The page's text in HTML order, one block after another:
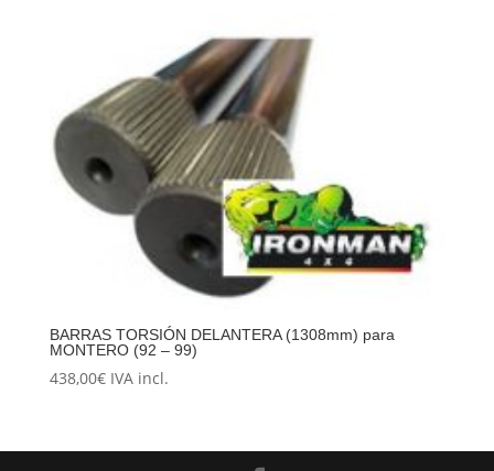
BARRAS TORSIÓN DELANTERA (1308mm) para
MONTERO (92 – 99)
438,00€ IVA incl.